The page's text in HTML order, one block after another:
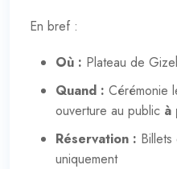
En bref :
Où : Plateau de
Quand : Cérémonie
ouverture au public à
Réservation :
uniquement